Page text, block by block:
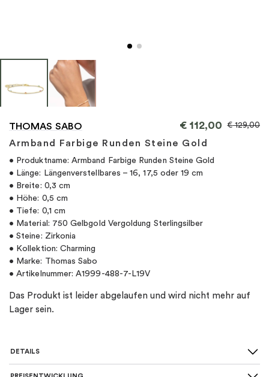
THOMAS SABO
Armband Farbige Runden Steine Gold
€112,00 €129,00
• Produktname: Armband Farbige Runden Steine Gold
• Länge: Längenverstellbares – 16, 17,5 oder 19 cm
• Breite: 0,3 cm
• Höhe: 0,5 cm
• Tiefe: 0,1 cm
• Material: 750 Gelbgold Vergoldung Sterlingsilber
• Steine: Zirkonia
• Kollektion: Charming
• Marke: Thomas Sabo
• Artikelnummer: A1999-488-7-L19V
Das Produkt ist leider abgelaufen und wird nicht mehr auf
Lager sein.
DETAILS